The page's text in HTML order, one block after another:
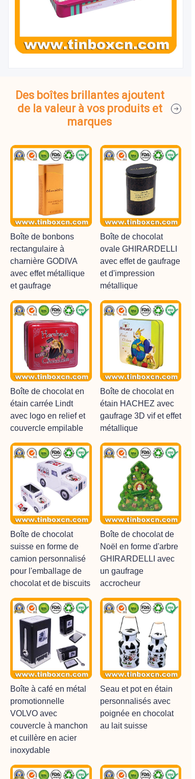
Des boîtes brillantes ajoutent
de la valeur à vos produits et
marques
Boîte de bonbons
rectangulaire à
charnière GODIVA
avec effet métallique
et gaufrage
Boîte de chocolat
ovale GHIRARDELLI
avec effet de gaufrage
et d'impression
métallique
Boîte de chocolat en
étain carrée Lindt
avec logo en relief et
couvercle empilable
Boîte de chocolat en
étain HACHEZ avec
gaufrage 3D vif et effet
métallique
Boîte de chocolat
suisse en forme de
camion personnalisé
pour l'emballage de
chocolat et de biscuits
Boîte de chocolat de
Noël en forme d'arbre
GHIRARDELLI avec
un gaufrage
accrocheur
Boîte à café en métal
promotionnelle
VOLVO avec
couvercle à manchon
et cuillère en acier
inoxydable
Seau et pot en étain
personnalisés avec
poignée en chocolat
au lait suisse